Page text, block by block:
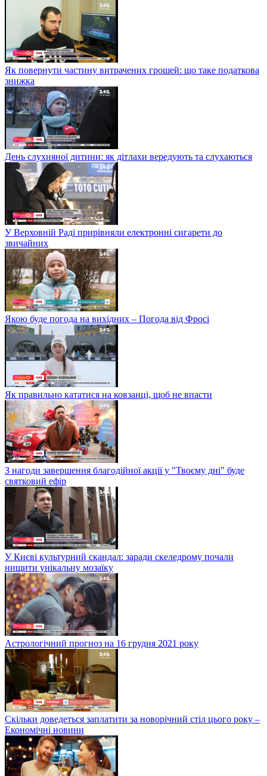
Як повернути частину витрачених грошей: що таке податкова
знижка
День слухняної дитини: як дітлахи вередують та слухаються
У Верховній Раді прирівняли електронні сигарети до
звичайних
Якою буде погода на вихідних – Погода від Фросі
Як правильно кататися на ковзанці, щоб не впасти
З нагоди завершення благодійної акції у "Твоєму дні" буде
святковий ефір
У Києві культурний скандал: заради скеледрому почали
нищити унікальну мозаїку
Астрологічний прогноз на 16 грудня 2021 року
Скільки доведеться заплатити за новорічний стіл цього року –
Економічні новини